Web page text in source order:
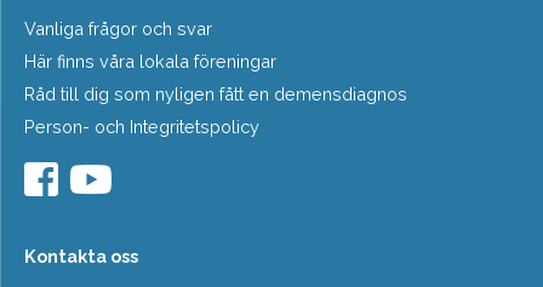
Vanliga frågor och svar
Här finns våra lokala föreningar
Råd till dig som nyligen fått en demensdiagnos
Person- och Integritetspolicy
Kontakta oss